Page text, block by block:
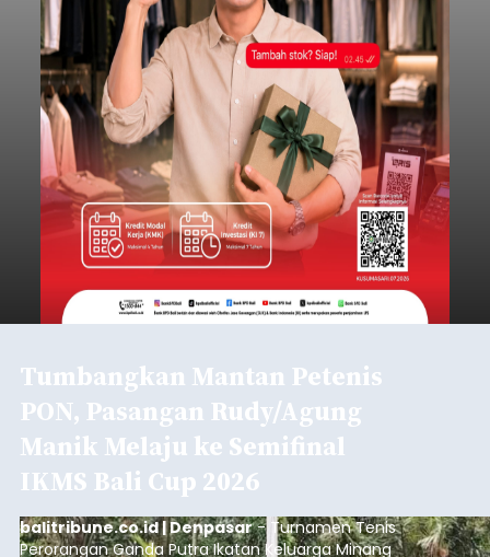
Tumbangkan Mantan Petenis
PON, Pasangan Rudy/Agung
Manik Melaju ke Semifinal
IKMS Bali Cup 2026
balitribune.co.id | Denpasar- Turnamen Tenis
Perorangan Ganda Putra Ikatan Keluarga Minang